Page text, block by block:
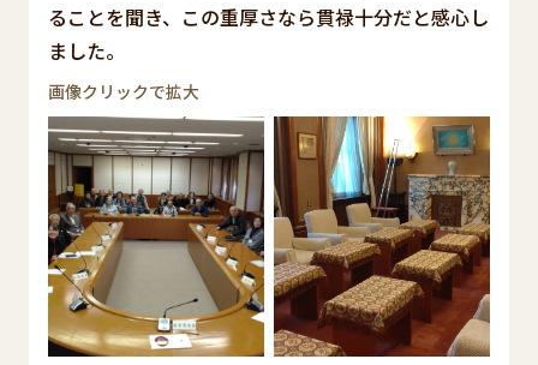
ることを聞き、この重厚さなら貫禄十分だと感心し
ました。
画像クリックで拡大